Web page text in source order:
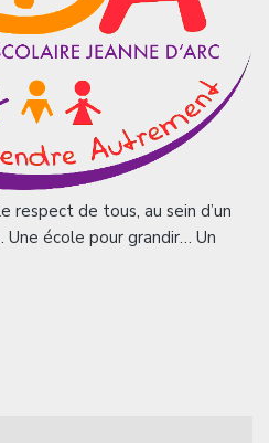
respect de tous, au sein d’un
école pour grandir… Un